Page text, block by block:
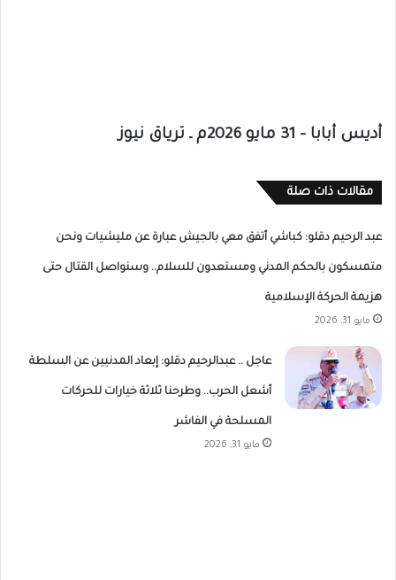
أديس أبابا – 31 مايو 2026م ـ ترياق نيوز
مقالات ذات صلة
عبد الرحيم دقلو: كباشي أتفق معي بالجيش عبارة عن مليشيات ونحن
متمسكون بالحكم المدني ومستعدون للسلام.. وسنواصل القتال حتى
هزيمة الحركة الإسلامية
مايو 31, 2026
عاجل .. عبدالرحيم دقلو: إبعاد المدنيين عن السلطة
أشعل الحرب.. وطرحنا ثلاثة خيارات للحركات
المسلحة في الفاشر
مايو 31, 2026